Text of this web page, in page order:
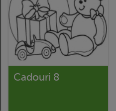
Cadouri 8